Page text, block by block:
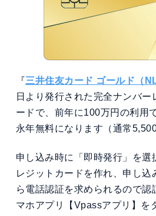
『三井住友カード ゴールド（NL
日より発行された完全ナンバー
ードで、前年に100万円の利用
永年無料になります（通常5,500
申し込み時に「即時発行」を選
レジットカードを作れ、申し込
ら電話認証を求められるので認
マホアプリ【Vpassアプリ】を